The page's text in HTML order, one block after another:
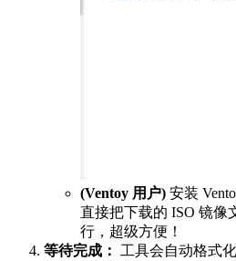
(Ventoy 用户) 安装
直接把下载的 ISO 镜像
行，超级方便！
等待完成：
工具会自动格式